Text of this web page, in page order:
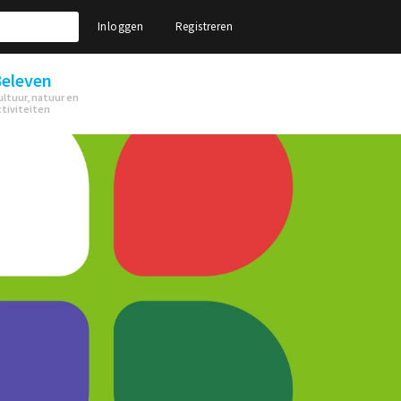
Inloggen Registreren
natuur en